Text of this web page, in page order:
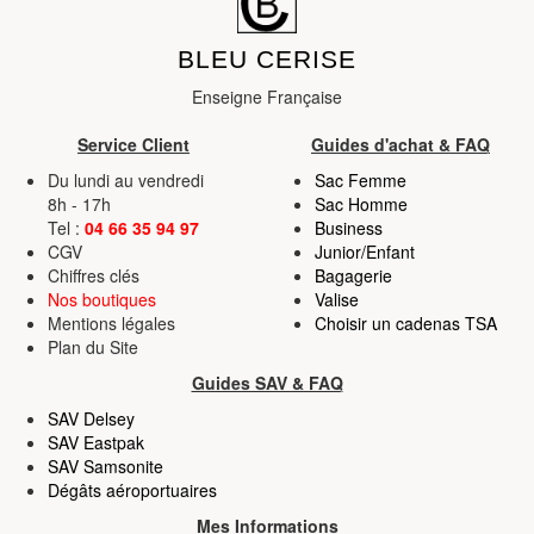
BLEU CERISE
Enseigne Française
Service Client
Guides d'achat & FAQ
Du lundi au vendredi
8h - 17h
Tel : 04 66 35 94 97
CGV
Chiffres clés
Nos boutiques
Mentions légales
Plan du Site
Sac Femme
Sac Homme
Business
Junior/Enfant
Bagagerie
Valise
Choisir un cadenas TSA
Guides SAV & FAQ
SAV Delsey
SAV Eastpak
SAV Samsonite
Dégâts aéroportuaires
Mes Informations